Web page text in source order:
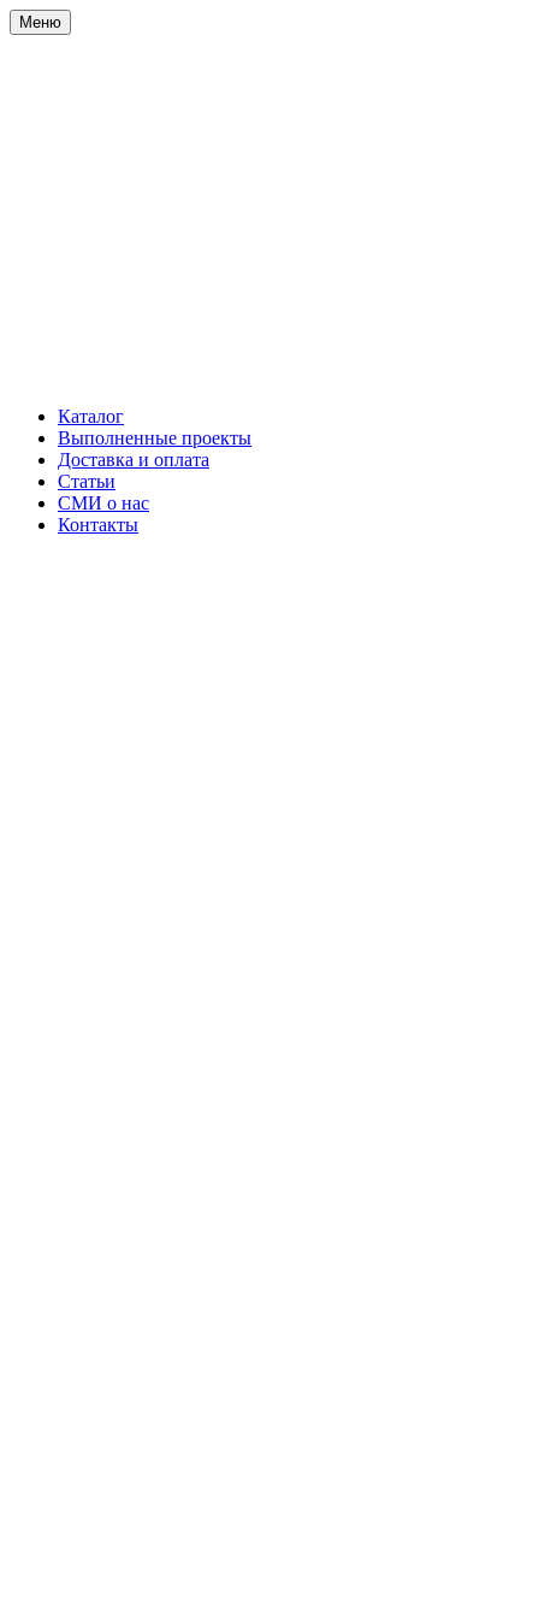
Меню
Каталог
Выполненные проекты
Доставка и оплата
Статьи
СМИ о нас
Контакты